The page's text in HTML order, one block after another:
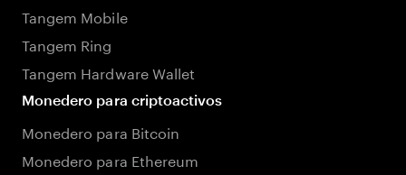
Tangem Mobile
Tangem Ring
Tangem Hardware Wallet
Monedero para criptoactivos
Monedero para Bitcoin
Monedero para Ethereum